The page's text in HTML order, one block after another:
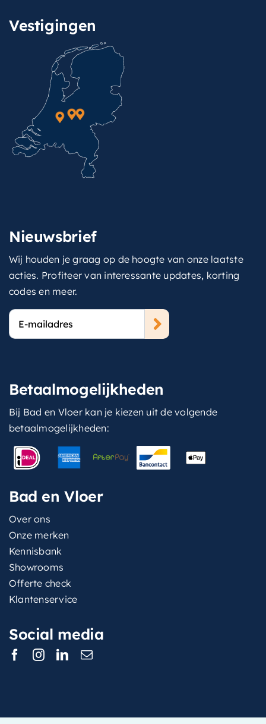
Vestigingen
Nieuwsbrief
Wij houden je graag op de hoogte van onze laatste
acties. Profiteer van interessante updates, korting
codes en meer.
E-
mailadres
Betaalmogelijkheden
Bij Bad en Vloer kan je kiezen uit de volgende
betaalmogelijkheden:
Bad en Vloer
Over ons
Onze merken
Kennisbank
Showrooms
Offerte check
Klantenservice
Social media